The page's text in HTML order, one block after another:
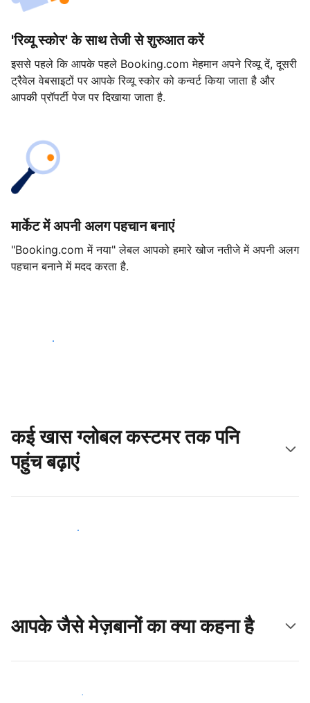
'रिव्यू स्कोर' के साथ तेजी से शुरुआत करें
इससे पहले कि आपके पहले Booking.com मेहमान अपने रिव्यू दें, दूसरी
ट्रैवेल वेबसाइटों पर आपके रिव्यू स्कोर को कन्वर्ट किया जाता है और
आपकी प्रॉपर्टी पेज पर दिखाया जाता है.
मार्केट में अपनी अलग पहचान बनाएं
"Booking.com में नया" लेबल आपको हमारे खोज नतीजे में अपनी अलग
पहचान बनाने में मदद करता है.
आज ही शुरू करें
कई खास ग्लोबल कस्टमर तक पनि
पहुंच बढ़ाएं
आज ही नए मेहमानों तक पहुंचें
आपके जैसे मेज़बानों का क्या कहना है
अपने जैसे मेज़बानों के साथ जुड़ें